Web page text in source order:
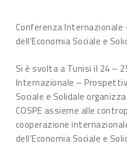
Conferenza
dell’Economia Sociale e
Si è svolta a Tunisi il 24 –
Internazionale –
Sociale e Solidale
COSPE assieme alle
cooperazione
dell’Economia Sociale e